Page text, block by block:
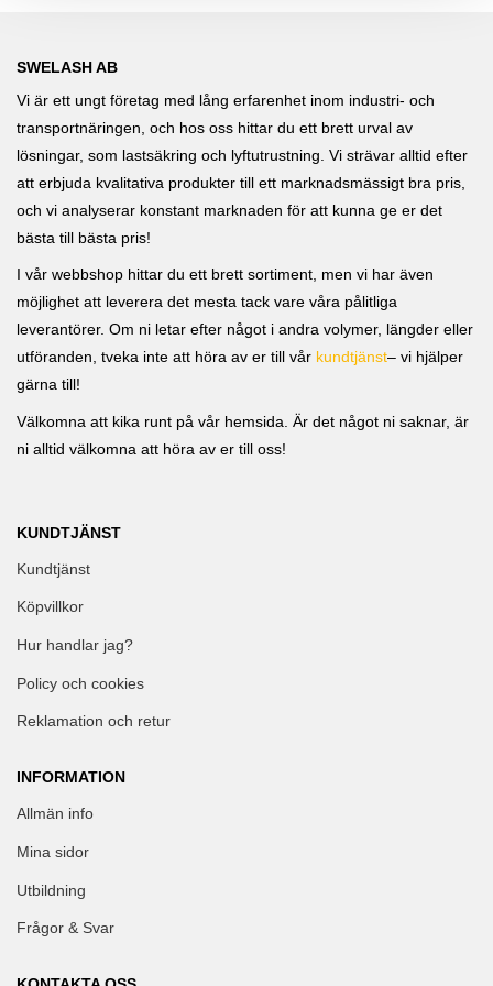
SWELASH AB
Vi är ett ungt företag med lång erfarenhet inom industri- och
transportnäringen, och hos oss hittar du ett brett urval av
lösningar, som lastsäkring och lyftutrustning. Vi strävar alltid efter
att erbjuda kvalitativa produkter till ett marknadsmässigt bra pris,
och vi analyserar konstant marknaden för att kunna ge er det
bästa till bästa pris!
I vår webbshop hittar du ett brett sortiment, men vi har även
möjlighet att leverera det mesta tack vare våra pålitliga
leverantörer. Om ni letar efter något i andra volymer, längder eller
utföranden, tveka inte att höra av er till vår kundtjänst– vi hjälper
gärna till!
Välkomna att kika runt på vår hemsida. Är det något ni saknar, är
ni alltid välkomna att höra av er till oss!
KUNDTJÄNST
Kundtjänst
Köpvillkor
Hur handlar jag?
Policy och cookies
Reklamation och retur
INFORMATION
Allmän info
Mina sidor
Utbildning
Frågor & Svar